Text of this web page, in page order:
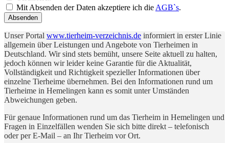
Mit Absenden der Daten akzeptiere ich die AGB`s.
Absenden
Unser Portal www.tierheim-verzeichnis.de informiert in erster Linie
allgemein über Leistungen und Angebote von Tierheimen in
Deutschland. Wir sind stets bemüht, unsere Seite aktuell zu halten,
jedoch können wir leider keine Garantie für die Aktualität,
Vollständigkeit und Richtigkeit spezieller Informationen über
einzelne Tierheime übernehmen. Bei den Informationen rund um
Tierheime in Hemelingen kann es somit unter Umständen
Abweichungen geben.
Für genaue Informationen rund um das Tierheim in Hemelingen und
Fragen in Einzelfällen wenden Sie sich bitte direkt – telefonisch
oder per E-Mail – an Ihr Tierheim vor Ort.